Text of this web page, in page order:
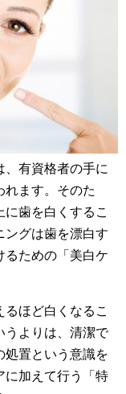
、有資格者の手に
れます。そのた
歯を白くするこ
ングは歯を漂白す
るための「美白ケ
ほど白くなるこ
うよりは、清潔で
処置という意識を
に加えて行う「特